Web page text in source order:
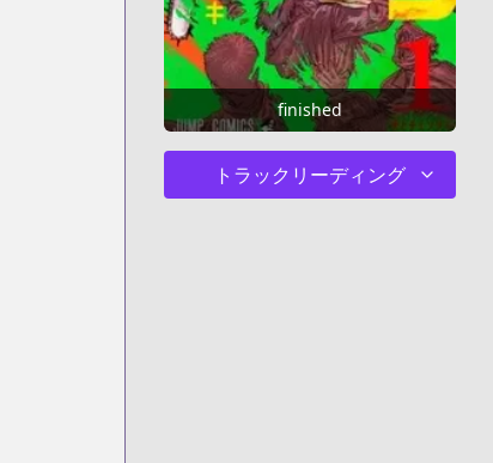
finished
トラックリーディング